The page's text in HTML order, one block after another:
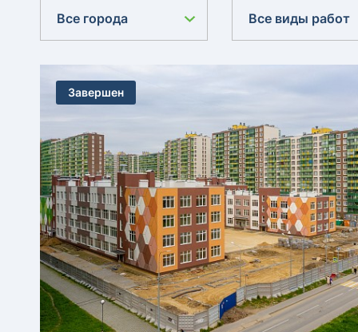
Все города Все виды работ
Завершен